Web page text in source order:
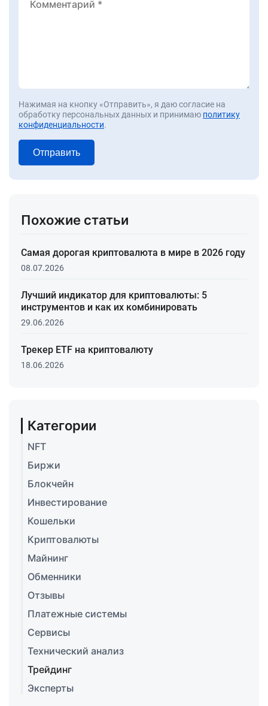
Нажимая на кнопку «Отправить», я даю согласие на
обработку персональных данных и принимаю политику
конфиденциальности.
Отправить
Похожие статьи
Самая дорогая криптовалюта в мире в 2026 году
08.07.2026
Лучший индикатор для криптовалюты: 5
инструментов и как их комбинировать
29.06.2026
Трекер ETF на криптовалюту
18.06.2026
Категории
NFT
Биржи
Блокчейн
Инвестирование
Кошельки
Криптовалюты
Майнинг
Обменники
Отзывы
Платежные системы
Сервисы
Технический анализ
Трейдинг
Эксперты